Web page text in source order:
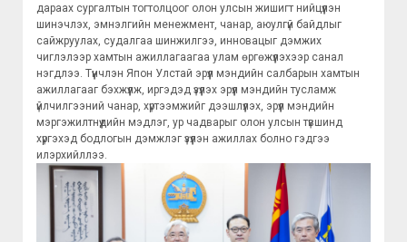
дараах сургалтын тогтолцоог олон улсын жишигт нийцүүлэн
шинэчлэх, эмнэлгийн менежмент, чанар, аюулгүй байдлыг
сайжруулах, судалгаа шинжилгээ, инновацыг дэмжих
чиглэлээр хамтын ажиллагаагаа улам өргөжүүлэхээр санал
нэгдлээ. Түүнчлэн Япон Улстай эрүүл мэндийн салбарын хамтын
ажиллагааг бэхжүүлж, иргэдэд үзүүлэх эрүүл мэндийн тусламж
үйлчилгээний чанар, хүртээмжийг дээшлүүлэх, эрүүл мэндийн
мэргэжилтнүүдийн мэдлэг, ур чадварыг олон улсын түвшинд
хүргэхэд бодлогын дэмжлэг үзүүлэн ажиллах болно гэдгээ
илэрхийллээ.